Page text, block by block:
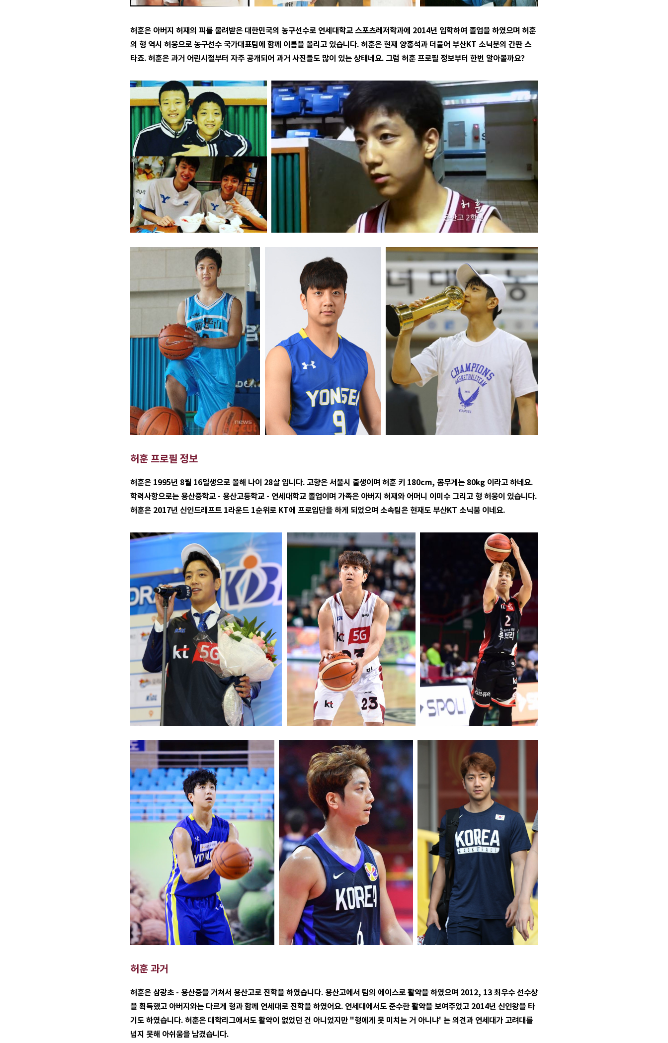
허훈은 아버지 허재의 피를 물려받은 대한민국의 농구선수로 연세대학교 스포츠레저학과에 2014년 입학하여 졸업을 하였으며 허훈
의 형 역시 허웅으로 농구선수 국가대표팀에 함께 이름을 올리고 있습니다. 허훈은 현재 양홍석과 더불어 부산KT 소닉분의 간판 스
타죠. 허훈은 과거 어린시절부터 자주 공개되어 과거 사진들도 많이 있는 상태네요. 그럼 허훈 프로필 정보부터 한번 알아볼까요?
허훈 프로필 정보
허훈은 1995년 8월 16일생으로 올해 나이 28살 입니다. 고향은 서울시 출생이며 허훈 키 180cm, 몸무게는 80kg 이라고 하네요.
학력사항으로는 용산중학교 - 용산고등학교 - 연세대학교 졸업이며 가족은 아버지 허재와 어머니 이미수 그리고 형 허웅이 있습니다.
허훈은 2017년 신인드래프트 1라운드 1순위로 KT에 프로입단을 하게 되었으며 소속팀은 현재도 부산KT 소닉붐 이네요.
허훈 과거
허훈은 삼광초 - 용산중을 거쳐서 용산고로 진학을 하였습니다. 용산고에서 팀의 에이스로 활약을 하였으며 2012, 13 최우수 선수상
을 획득했고 아버지와는 다르게 형과 함께 연세대로 진학을 하였어요. 연세대에서도 준수한 활약을 보여주었고 2014년 신인왕을 타
기도 하였습니다. 허훈은 대학리그에서도 활약이 없었던 건 아니었지만 "형에게 못 미치는 거 아니냐' 는 의견과 연세대가 고려대를
넘지 못해 아쉬움을 남겼습니다.